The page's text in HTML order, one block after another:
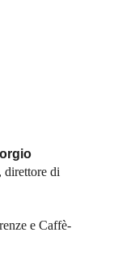
, direttore di
e Caffè-